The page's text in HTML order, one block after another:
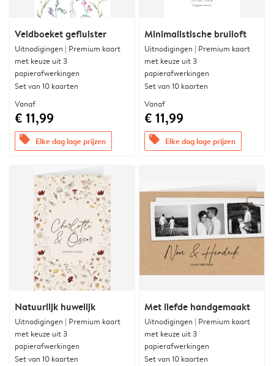
Veldboeket gefluister
Uitnodigingen | Premium kaart
met keuze uit 3
papierafwerkingen
Set van 10 kaarten
Vanaf
€ 11,99
offers Elke dag lage prijzen
Minimalistische bruiloft
Uitnodigingen | Premium kaart
met keuze uit 3
papierafwerkingen
Set van 10 kaarten
Vanaf
€ 11,99
offers Elke dag lage prijzen
Natuurlijk huwelijk
Uitnodigingen | Premium kaart
met keuze uit 3
papierafwerkingen
Set van 10 kaarten
Met liefde handgemaakt
Uitnodigingen | Premium kaart
met keuze uit 3
papierafwerkingen
Set van 10 kaarten